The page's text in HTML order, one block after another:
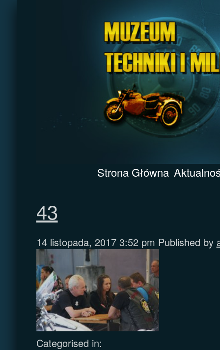
Strona Główna
43
14 listopada, 2017 3:52 pm Published by
Categorised in: